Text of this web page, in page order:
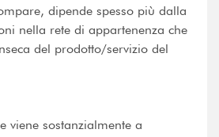
dipende spesso più dalla
nella rete di appartenenza che
del prodotto/servizio del
viene sostanzialmente a